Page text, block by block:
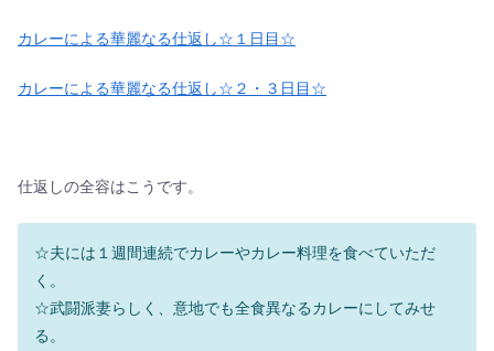
カレーによる華麗なる仕返し☆１日目☆
カレーによる華麗なる仕返し☆２・３日目☆
仕返しの全容はこうです。
☆夫には１週間連続でカレーやカレー料理を食べていただ
く。
☆武闘派妻らしく、意地でも全食異なるカレーにしてみせ
る。